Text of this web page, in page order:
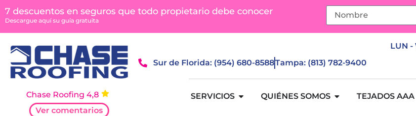
contenido
7 descuentos en seguros que todo propietario debe conocer
Descargue aquí su guía gratuita
Chase Roofing 4,8
Ver comentarios
LUN -
Sur de Florida: (954) 680-8588Tampa: (813) 782-9400
SERVICIOS QUIÉNES SOMOS TEJADOS AAA